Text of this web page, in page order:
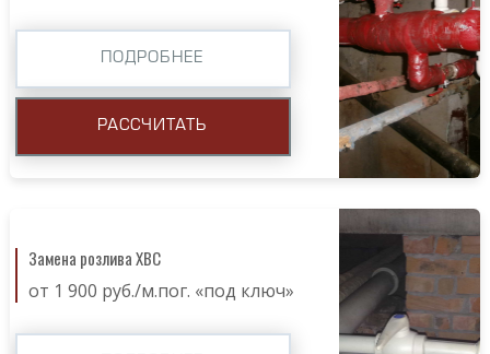
ПОДРОБНЕЕ
РАССЧИТАТЬ
Замена розлива ХВС
от 1 900 руб./м.пог. «под ключ»